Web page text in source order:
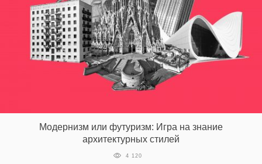
Модернизм или футуризм: Игра на знание
архитектурных стилей
4 120